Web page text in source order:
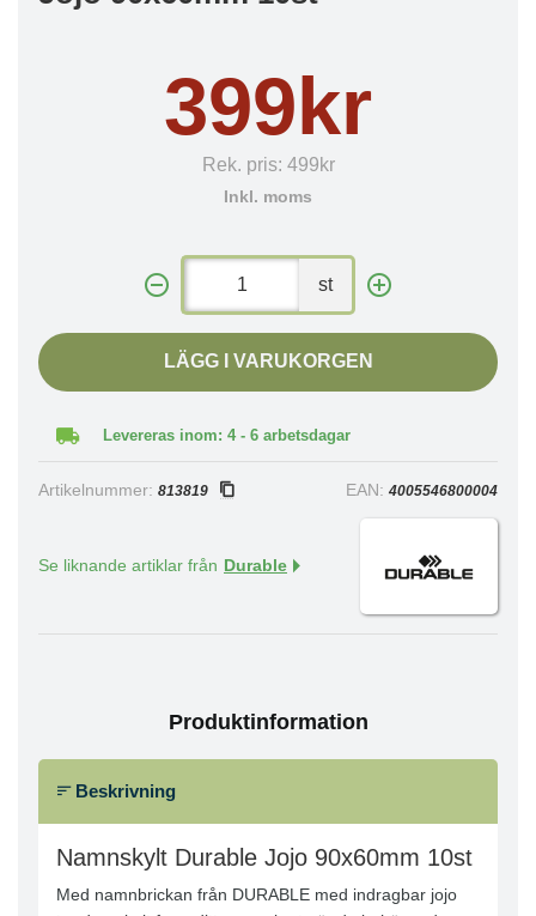
399kr
Rek. pris: 499kr
Inkl. moms
st
LÄGG I VARUKORGEN
Levereras inom: 4 - 6 arbetsdagar
Artikelnummer: 813819 EAN: 4005546800004
Se liknande artiklar från Durable
Produktinformation
Beskrivning
Namnskylt Durable Jojo 90x60mm 10st
Med namnbrickan från DURABLE med indragbar jojo